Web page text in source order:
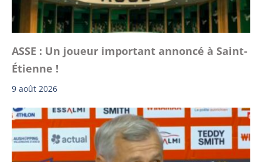
ASSE : Un joueur important annoncé à Saint-
Étienne !
9 août 2026